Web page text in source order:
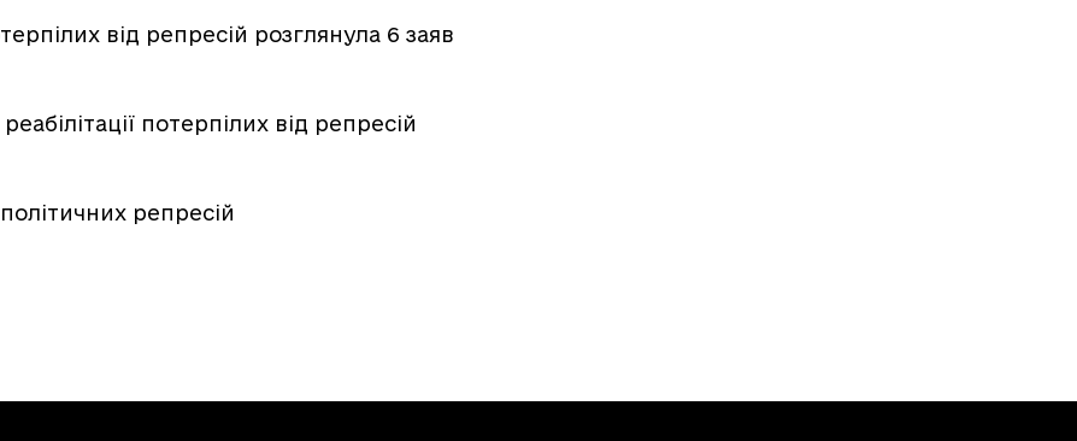
від репресій розглянула 6 заяв
потерпілих від репресій
репресій